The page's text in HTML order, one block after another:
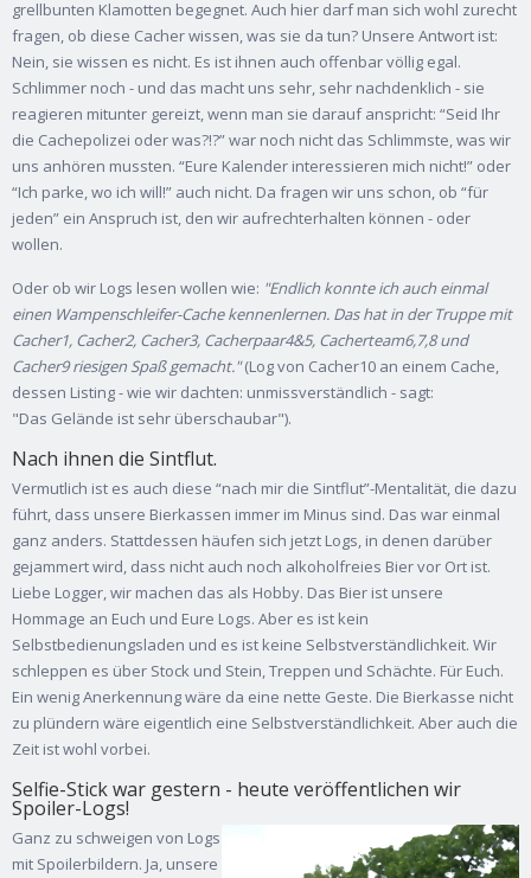
grellbunten Klamotten begegnet. Auch hier darf man sich wohl zurecht
fragen, ob diese Cacher wissen, was sie da tun? Unsere Antwort ist:
Nein, sie wissen es nicht. Es ist ihnen auch offenbar völlig egal.
Schlimmer noch - und das macht uns sehr, sehr nachdenklich - sie
reagieren mitunter gereizt, wenn man sie darauf anspricht: “Seid Ihr
die Cachepolizei oder was?!?” war noch nicht das Schlimmste, was wir
uns anhören mussten. “Eure Kalender interessieren mich nicht!” oder
“Ich parke, wo ich will!” auch nicht. Da fragen wir uns schon, ob “für
jeden” ein Anspruch ist, den wir aufrechterhalten können - oder
wollen.
Oder ob wir Logs lesen wollen wie: "Endlich konnte ich auch einmal
einen Wampenschleifer-Cache kennenlernen. Das hat in der Truppe mit
Cacher1, Cacher2, Cacher3, Cacherpaar4&5, Cacherteam6,7,8 und
Cacher9 riesigen Spaß gemacht."(Log von Cacher10 an einem Cache,
dessen Listing - wie wir dachten: unmissverständlich - sagt:
"Das Gelände ist sehr überschaubar").
Nach ihnen die Sintflut.
Vermutlich ist es auch diese “nach mir die Sintflut”-Mentalität, die dazu
führt, dass unsere Bierkassen immer im Minus sind. Das war einmal
ganz anders. Stattdessen häufen sich jetzt Logs, in denen darüber
gejammert wird, dass nicht auch noch alkoholfreies Bier vor Ort ist.
Liebe Logger, wir machen das als Hobby. Das Bier ist unsere
Hommage an Euch und Eure Logs. Aber es ist kein
Selbstbedienungsladen und es ist keine Selbstverständlichkeit. Wir
schleppen es über Stock und Stein, Treppen und Schächte. Für Euch.
Ein wenig Anerkennung wäre da eine nette Geste. Die Bierkasse nicht
zu plündern wäre eigentlich eine Selbstverständlichkeit. Aber auch die
Zeit ist wohl vorbei.
Selfie-Stick war gestern - heute veröffentlichen wir
Spoiler-Logs!
Ganz zu schweigen von Logs
mit Spoilerbildern. Ja, unsere